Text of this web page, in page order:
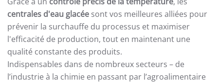
centrales d'eau glacée sont vos meilleures alliées pour
prévenir la surchauffe du processus et maximiser
l'efficacité de production, tout en maintenant une
qualité constante des produits.
Indispensables dans de nombreux secteurs – de
l’industrie à la chimie en passant par l’agroalimentaire